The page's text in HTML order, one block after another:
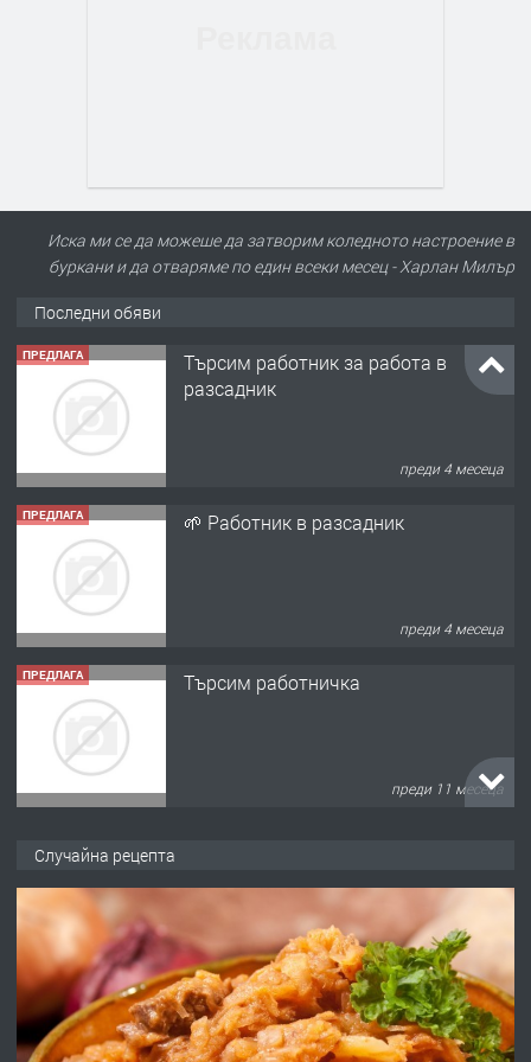
Иска ми се да можеше да затворим коледното настроение в
буркани и да отваряме по един всеки месец - Харлан Милър
Последни обяви
ПРЕДЛАГА
Търсим работник за работа в
разсадник
преди 4 месеца
ПРЕДЛАГА 🌱 Работник в разсадник
преди 4 месеца
ПРЕДЛАГА Търсим работничка
преди 11 месеца
преди 1 година
ПРЕДЛАГА Работа за общи работници
Случайна рецепта